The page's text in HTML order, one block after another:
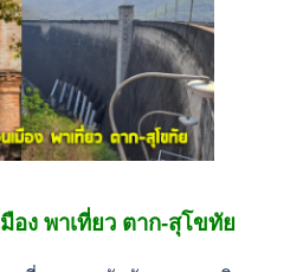
อง พาเที่ยว ตาก-สุโขทัย